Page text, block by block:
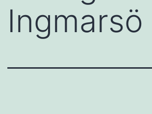
Ingmarsö